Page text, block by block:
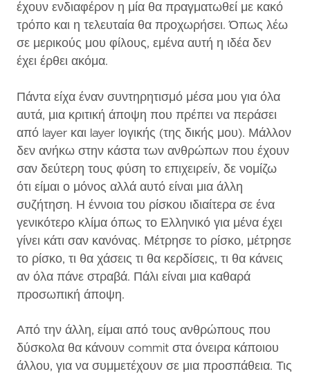
έχουν ενδιαφέρον η μία θα πραγματωθεί με κακό
τρόπο και η τελευταία θα προχωρήσει. Όπως λέω
σε μερικούς μου φίλους, εμένα αυτή η ιδέα δεν
έχει έρθει ακόμα.
Πάντα είχα έναν συντηρητισμό μέσα μου για όλα
αυτά, μια κριτική άποψη που πρέπει να περάσει
από layer και layer lογικής (της δικής μου). Μάλλον
δεν ανήκω στην κάστα των ανθρώπων που έχουν
σαν δεύτερη τους φύση το επιχειρείν, δε νομίζω
ότι είμαι ο μόνος αλλά αυτό είναι μια άλλη
συζήτηση. Η έννοια του ρίσκου ιδιαίτερα σε ένα
γενικότερο κλίμα όπως το Ελληνικό για μένα έχει
γίνει κάτι σαν κανόνας. Μέτρησε το ρίσκο, μέτρησε
το ρίσκο, τι θα χάσεις τι θα κερδίσεις, τι θα κάνεις
αν όλα πάνε στραβά. Πάλι είναι μια καθαρά
προσωπική άποψη.
Από την άλλη, είμαι από τους ανθρώπους που
δύσκολα θα κάνουν commit στα όνειρα κάποιου
άλλου, για να συμμετέχουν σε μια προσπάθεια. Τις